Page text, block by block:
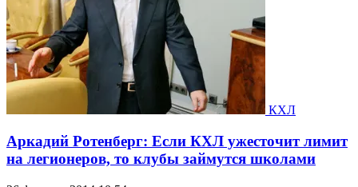
КХЛ
Аркадий Ротенберг: Если КХЛ ужесточит лимит
на легионеров, то клубы займутся школами